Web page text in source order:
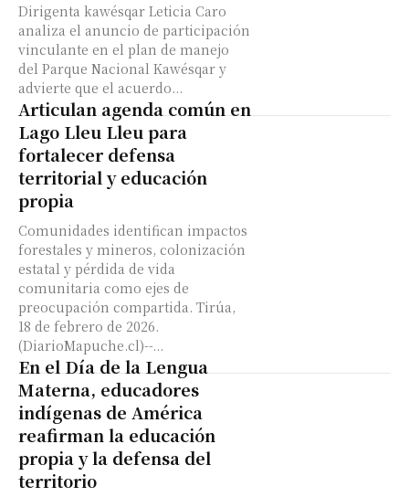
Dirigenta kawésqar Leticia Caro
analiza el anuncio de participación
vinculante en el plan de manejo
del Parque Nacional Kawésqar y
advierte que el acuerdo...
Articulan agenda común en
Lago Lleu Lleu para
fortalecer defensa
territorial y educación
propia
Comunidades identifican impactos
forestales y mineros, colonización
estatal y pérdida de vida
comunitaria como ejes de
preocupación compartida. Tirúa,
18 de febrero de 2026.
(DiarioMapuche.cl)--...
En el Día de la Lengua
Materna, educadores
indígenas de América
reafirman la educación
propia y la defensa del
territorio